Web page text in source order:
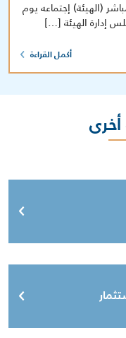
(الهيئة) إجتماعه يوم
أكمل القراءة
أخرى